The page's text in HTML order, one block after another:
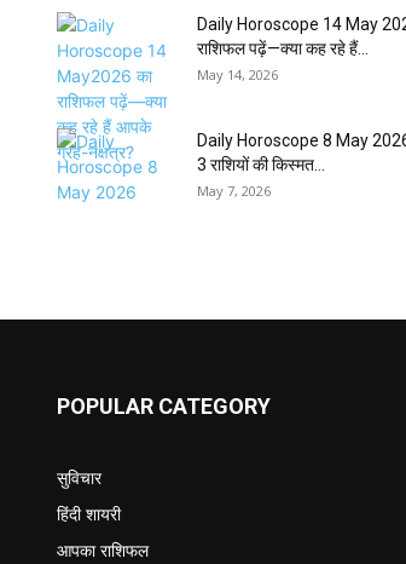
Daily Horoscope 14 May
राशिफल पढ़ें—क्या कह रहे हैं...
May 14, 2026
Daily Horoscope 8 May
3 राशियों की किस्मत...
May 7, 2026
POPULAR CATEGORY
सुविचार
हिंदी शायरी
आपका राशिफल